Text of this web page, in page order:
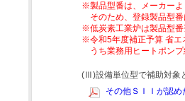
※製品型番は、メーカー
そのため、登録製品型
※低炭素工業炉は製品型番
※令和5年度補正予算 省エ
うち業務用ヒートポン
(Ⅲ)設備単位型で補助対象
その他ＳＩＩが認